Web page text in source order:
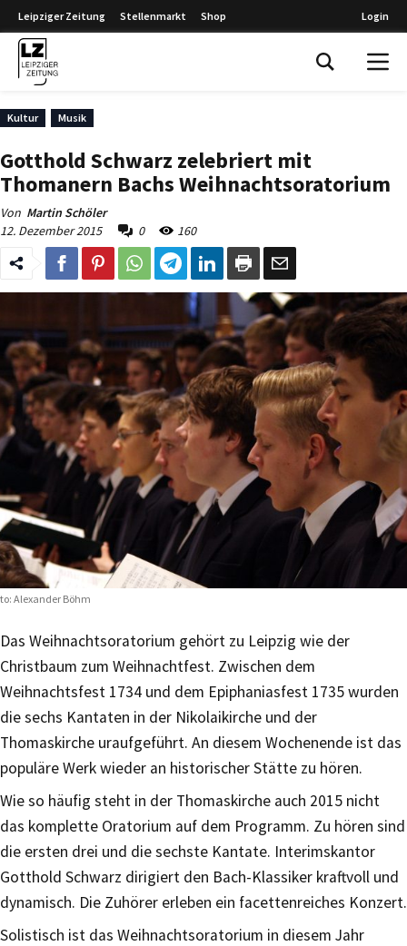
Leipziger Zeitung Stellenmarkt Shop Login
Kultur Musik
Gotthold Schwarz zelebriert mit
Thomanern Bachs Weihnachtsoratorium
Von Martin Schöler
12. Dezember 2015
0 160
Alexander Böhm
Das Weihnachtsoratorium gehört zu Leipzig wie der
Christbaum zum Weihnachtfest. Zwischen dem
Weihnachtsfest 1734 und dem Epiphaniasfest 1735 wurden
die sechs Kantaten in der Nikolaikirche und der
Thomaskirche uraufgeführt. An diesem Wochenende ist das
populäre Werk wieder an historischer Stätte zu hören.
Wie so häufig steht in der Thomaskirche auch 2015 nicht
das komplette Oratorium auf dem Programm. Zu hören sind
die ersten drei und die sechste Kantate. Interimskantor
Gotthold Schwarz dirigiert den Bach-Klassiker kraftvoll und
dynamisch. Die Zuhörer erleben ein facettenreiches Konzert.
Solistisch ist das Weihnachtsoratorium in diesem Jahr